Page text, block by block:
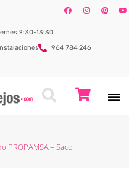
9:30-13:30
964 784 246
PROPAMSA – Saco